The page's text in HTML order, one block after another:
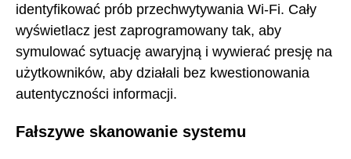
identyfikować prób przechwytywania Wi-Fi. Cały
wyświetlacz jest zaprogramowany tak, aby
symulować sytuację awaryjną i wywierać presję na
użytkowników, aby działali bez kwestionowania
autentyczności informacji.
Fałszywe skanowanie systemu